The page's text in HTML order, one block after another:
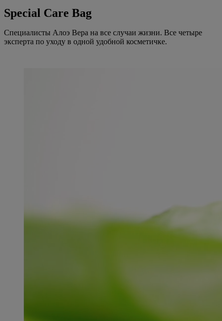
Special Care Bag
Специалисты Алоэ Вера на все случаи жизни. Все четыре
эксперта по уходу в одной удобной косметичке.